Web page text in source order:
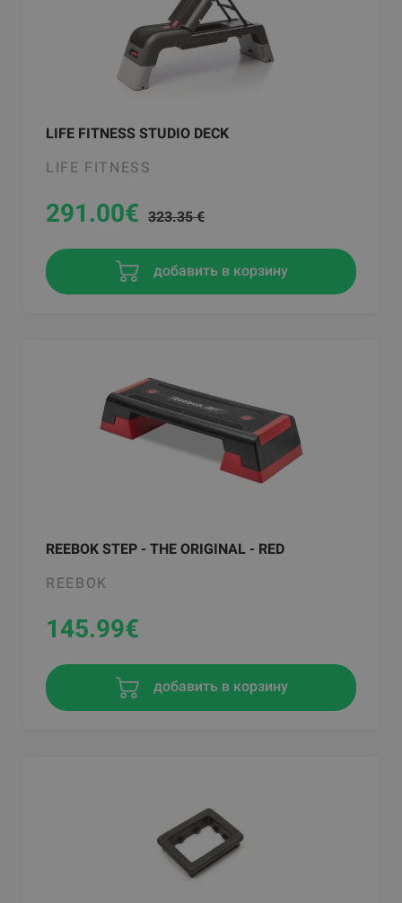
LIFE FITNESS STUDIO DECK
LIFE FITNESS
291.00€ 323.35 €
добавить в корзину
REEBOK STEP - THE ORIGINAL - RED
REEBOK
145.99€
добавить в корзину